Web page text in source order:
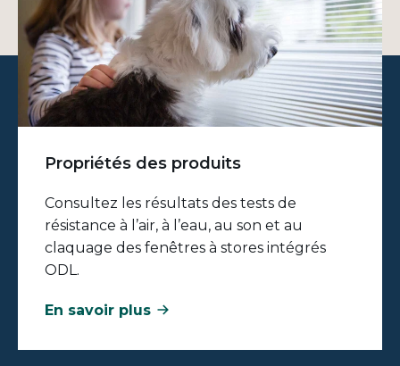
Propriétés des produits
Consultez les résultats des tests de
résistance à l’air, à l’eau, au son et au
claquage des fenêtres à stores intégrés
ODL.
En savoir plus